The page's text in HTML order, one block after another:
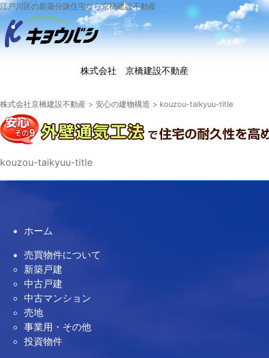
江戸川区の新築分譲住宅なら京橋建設不動産
株式会社 京橋建設不動産
株式会社京橋建設不動産 > 安心の建物構造 > kouzou-taikyuu-title
kouzou-taikyuu-title
ホーム
売買物件について
新築戸建
中古戸建
中古マンション
売地
事業用・その他
投資物件